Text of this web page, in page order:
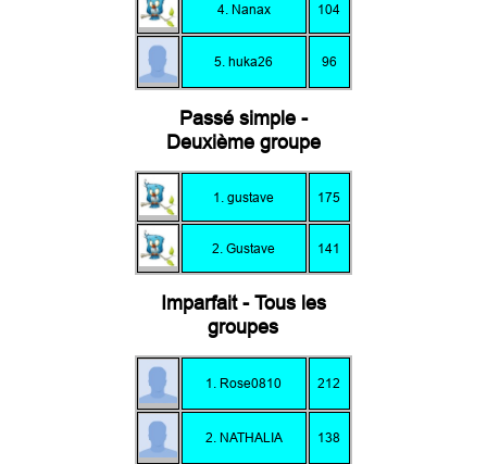
4. Nanax 104
5. huka26 96
Passé simple -
Deuxième groupe
1. gustave 175
2. Gustave 141
Imparfait - Tous les
groupes
1. Rose0810 212
2. NATHALIA 138